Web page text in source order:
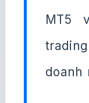
MT5
doanh